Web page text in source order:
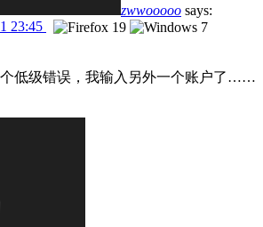
zwwooooo says:
23:45
低级错误，我输入另外一个账户了……